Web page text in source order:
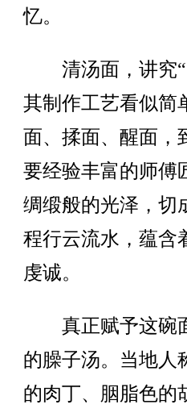
忆。
清汤面，讲究“
其制作工艺看似简
面、揉面、醒面，
要经验丰富的师傅
绸缎般的光泽，切
程行云流水，蕴含
虔诚。
真正赋予这碗面
的臊子汤。当地人
的肉丁、胭脂色的